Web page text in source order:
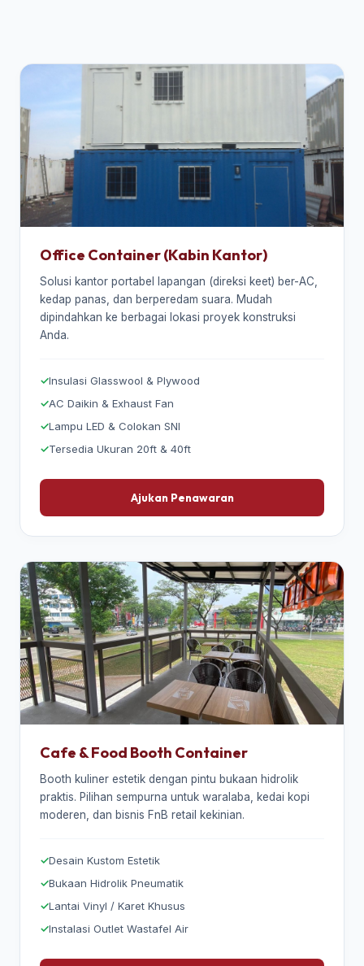
Office Container (Kabin Kantor)
Solusi kantor portabel lapangan (direksi keet) ber-AC,
kedap panas, dan berperedam suara. Mudah
dipindahkan ke berbagai lokasi proyek konstruksi
Anda.
Insulasi Glasswool & Plywood
AC Daikin & Exhaust Fan
Lampu LED & Colokan SNI
Tersedia Ukuran 20ft & 40ft
Ajukan Penawaran
Cafe & Food Booth Container
Booth kuliner estetik dengan pintu bukaan hidrolik
praktis. Pilihan sempurna untuk waralaba, kedai kopi
moderen, dan bisnis FnB retail kekinian.
Desain Kustom Estetik
Bukaan Hidrolik Pneumatik
Lantai Vinyl / Karet Khusus
Instalasi Outlet Wastafel Air